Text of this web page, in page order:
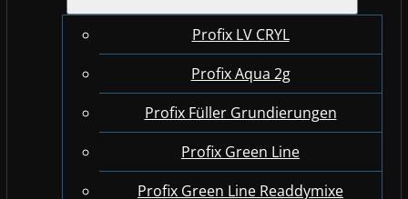
Profix LV CRYL
Profix Aqua 2g
Profix Füller Grundierungen
Profix Green Line
Profix Green Line Readdymixe